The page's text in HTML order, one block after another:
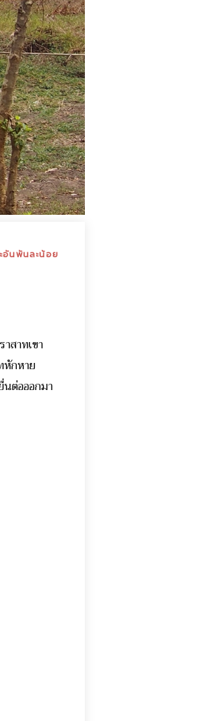
อันพันละน้อย
สาทเขา
หักหาย
นต่อออกมา